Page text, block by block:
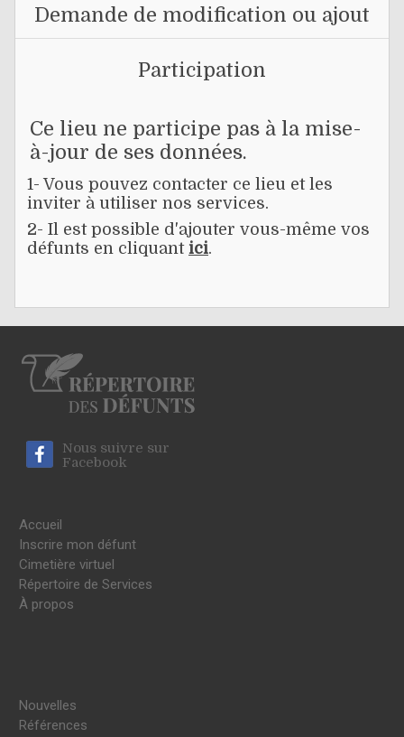
Demande de modification ou ajout
Participation
Ce lieu ne participe pas à la mise-
à-jour de ses données.
1- Vous pouvez contacter ce lieu et les
inviter à utiliser nos services.
2- Il est possible d'ajouter vous-même vos
défunts en cliquant ici.
Nous suivre sur
Facebook
Accueil
Inscrire mon défunt
Cimetière virtuel
Répertoire de Services
À propos
Nouvelles
Références